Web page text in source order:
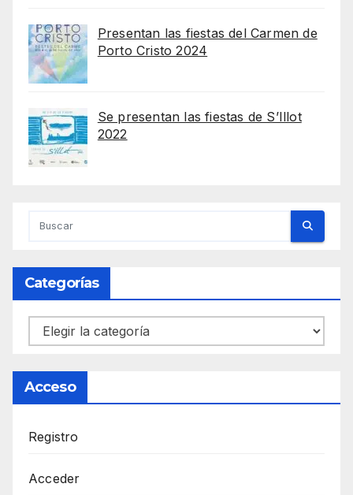
Presentan las fiestas del Carmen de
Porto Cristo 2024
Se presentan las fiestas de S’Illot
2022
Categorías
Categorías
Acceso
Registro
Acceder